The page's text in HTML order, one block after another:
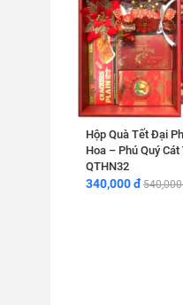
Hộp Quà Tết Đại
Hoa – Phú Quý
QTHN32
340,000 đ